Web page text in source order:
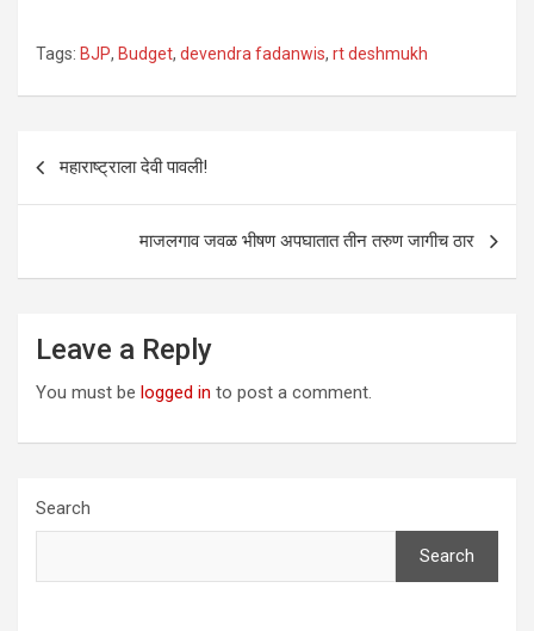
Tags: BJP, Budget, devendra fadanwis, rt deshmukh
navigation
महाराष्ट्राला देवी पावली!
माजलगाव जवळ भीषण अपघातात तीन तरुण जागीच ठार
Leave a Reply
You must be logged in to post a comment.
Search
Search